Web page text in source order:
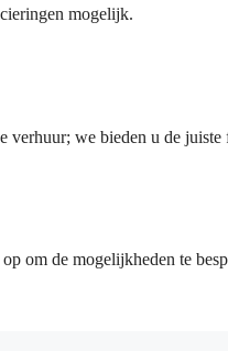
mogelijk.
verhuur; we bieden u de
om de mogelijkheden te